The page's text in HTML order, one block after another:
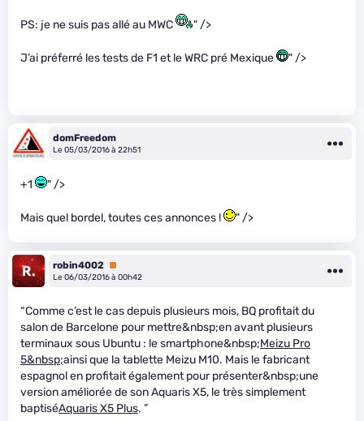
PS: je ne suis pas allé au MWC " />
J’ai préferré les tests de F1 et le WRC pré Mexique " />
domFreedom
Le 05/03/2016 à 22h51
+1 " />
Mais quel bordel, toutes ces annonces ! " />
robin4002 Premium
Le 06/03/2016 à 00h42
“Comme c’est le cas depuis plusieurs mois, BQ profitait du
salon de Barcelone pour mettre&nbsp;en avant plusieurs
terminaux sous Ubuntu : le smartphone&nbsp;Meizu Pro
5&nbsp;ainsi que la tablette Meizu M10. Mais le fabricant
espagnol en profitait également pour présenter&nbsp;une
version améliorée de son Aquaris X5, le très simplement
baptiséAquaris X5 Plus. ”